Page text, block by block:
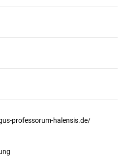
professorum-halensis.de/